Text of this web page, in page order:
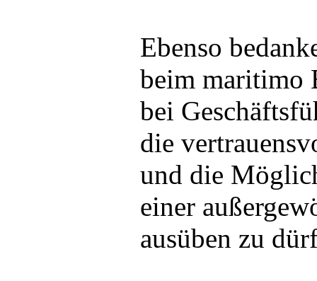
Ebenso
beim maritimo
bei
die
und die
einer
ausüben zu